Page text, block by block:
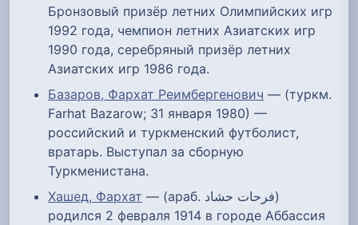
Бронзовый призёр летних Олимпийских игр
1992 года, чемпион летних Азиатских игр
1990 года, серебряный призёр летних
Азиатских игр 1986 года.
Базаров, Фархат Реимбергенович — (туркм.
Farhat Bazarow; 31 января 1980) —
российский и туркменский футболист,
вратарь. Выступал за сборную
Туркменистана.
Хашед, Фархат — (араб. فرحات حشاد‎)
родился 2 февраля 1914 в городе Аббассия